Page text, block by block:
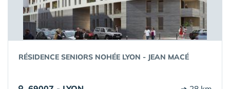
RÉSIDENCE SENIORS NOHÉE LYON - JEAN MACÉ